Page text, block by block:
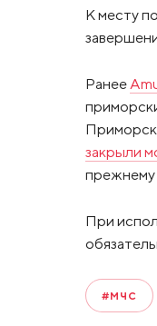
К месту
Ранее
закрыли
прежнему
При
#МЧС